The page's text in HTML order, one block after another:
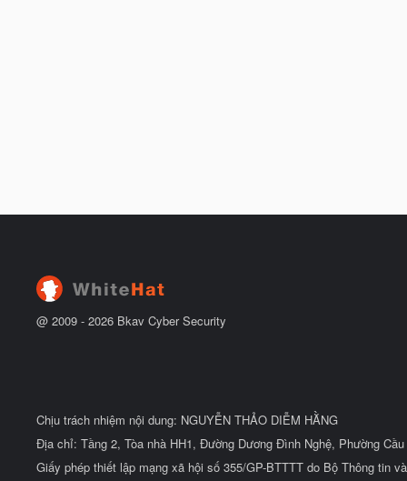
@ 2009 - 2026 Bkav Cyber Security
Chịu trách nhiệm nội dung: NGUYỄN THẢO DIỄM HẰNG
Địa chỉ: Tầng 2, Tòa nhà HH1, Đường Dương Đình Nghệ, Phường
Giấy phép thiết lập mạng xã hội số 355/GP-BTTTT do Bộ Thông tin